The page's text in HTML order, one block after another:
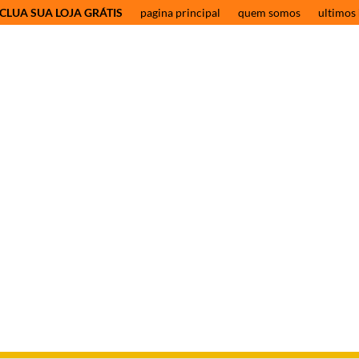
SUA LOJA GRÁTIS pagina principal quem somos ultimos